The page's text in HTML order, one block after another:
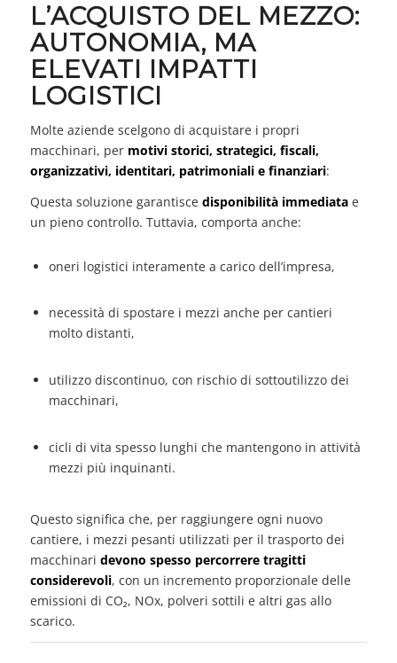
L’ACQUISTO DEL MEZZO:
AUTONOMIA, MA
ELEVATI IMPATTI
LOGISTICI
Molte aziende scelgono di acquistare i propri
macchinari, per motivi storici, strategici, fiscali,
organizzativi, identitari, patrimoniali e finanziari:
Questa soluzione garantisce disponibilità immediatae
un pieno controllo. Tuttavia, comporta anche:
oneri logistici interamente a carico dell’impresa,
necessità di spostare i mezzi anche per cantieri
molto distanti,
utilizzo discontinuo, con rischio di sottoutilizzo dei
macchinari,
cicli di vita spesso lunghi che mantengono in attività
mezzi più inquinanti.
Questo significa che, per raggiungere ogni nuovo
cantiere, i mezzi pesanti utilizzati per il trasporto dei
macchinari devono spesso percorrere tragitti
considerevoli, con un incremento proporzionale delle
emissioni di CO₂, NOx, polveri sottili e altri gas allo
scarico.